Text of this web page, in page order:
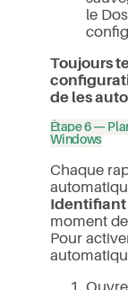
le
Toujours
de les
Étape 6 —
Windows
Chaque
moment
Pour